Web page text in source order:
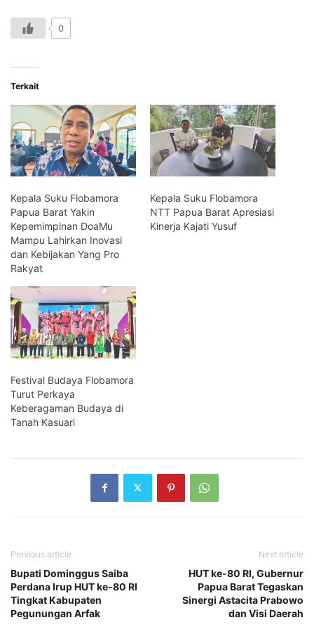
0
Terkait
Kepala Suku Flobamora
Papua Barat Yakin
Kepemimpinan DoaMu
Mampu Lahirkan Inovasi
dan Kebijakan Yang Pro
Rakyat
Kepala Suku Flobamora
NTT Papua Barat Apresiasi
Kinerja Kajati Yusuf
Festival Budaya Flobamora
Turut Perkaya
Keberagaman Budaya di
Tanah Kasuari
Previous article
Bupati Dominggus Saiba
Perdana Irup HUT ke-80 RI
Tingkat Kabupaten
Pegunungan Arfak
Next article
HUT ke-80 RI, Gubernur
Papua Barat Tegaskan
Sinergi Astacita Prabowo
dan Visi Daerah